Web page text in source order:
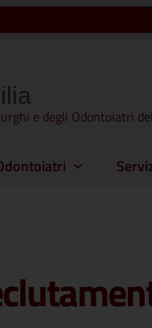
e degli Odontoiatri